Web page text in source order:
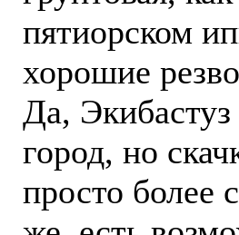
пятиорском
хорошие
Да,
город, но
просто более